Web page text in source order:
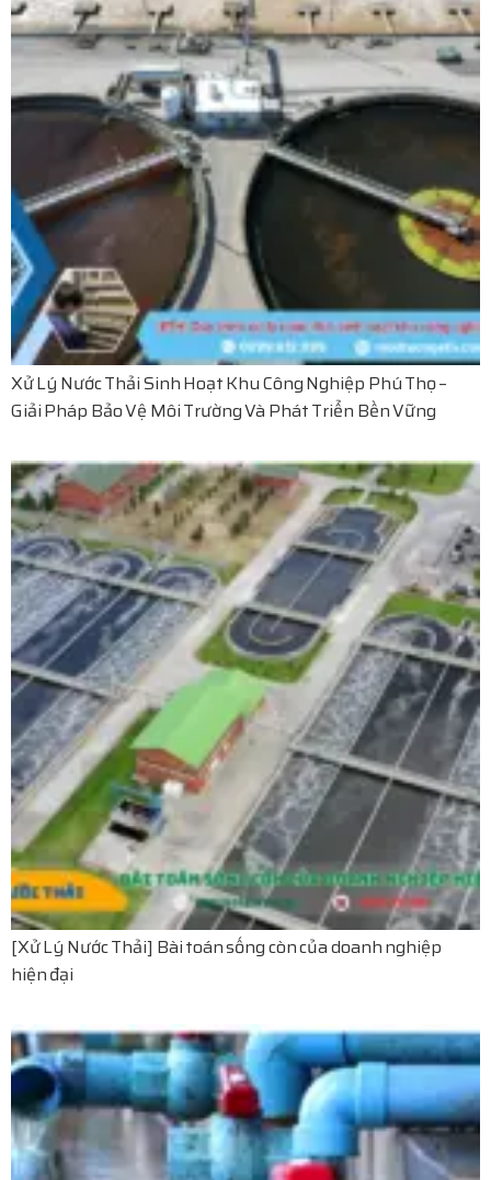
Xử Lý Nước Thải Sinh Hoạt Khu Công Nghiệp Phú Thọ –
Giải Pháp Bảo Vệ Môi Trường Và Phát Triển Bền Vững
[Xử Lý Nước Thải] Bài toán sống còn của doanh nghiệp
hiện đại